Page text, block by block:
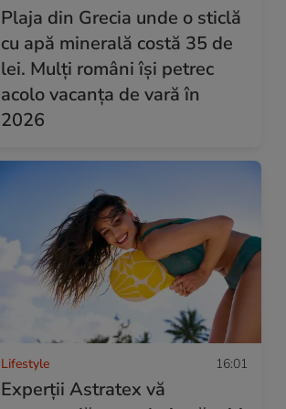
Plaja din Grecia unde o sticlă
cu apă minerală costă 35 de
lei. Mulți români își petrec
acolo vacanța de vară în
2026
Lifestyle 16:01
Experții Astratex vă